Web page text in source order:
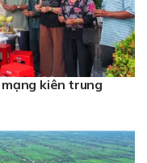
kiên trung